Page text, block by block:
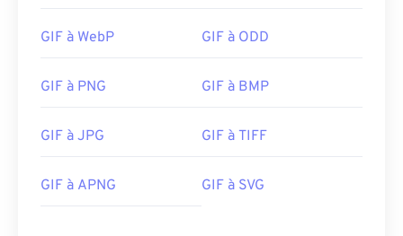
GIF à WebP GIF à ODD
GIF à PNG GIF à BMP
GIF à JPG GIF à TIFF
GIF à APNG GIF à SVG